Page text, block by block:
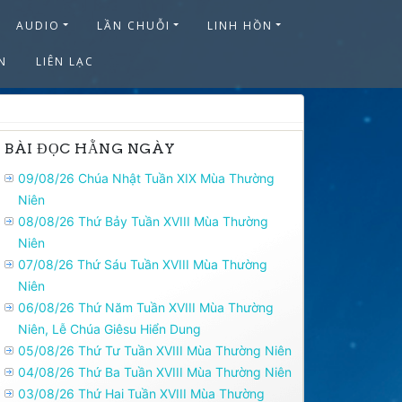
AUDIO LẦN CHUỖI LINH HỒN
LIÊN LẠC
BÀI ĐỌC HẰNG NGÀY
09/08/26 Chúa Nhật Tuần XIX Mùa Thường
Niên
08/08/26 Thứ Bảy Tuần XVIII Mùa Thường
Niên
07/08/26 Thứ Sáu Tuần XVIII Mùa Thường
Niên
06/08/26 Thứ Năm Tuần XVIII Mùa Thường
Niên, Lễ Chúa Giêsu Hiển Dung
05/08/26 Thứ Tư Tuần XVIII Mùa Thường Niên
04/08/26 Thứ Ba Tuần XVIII Mùa Thường Niên
03/08/26 Thứ Hai Tuần XVIII Mùa Thường